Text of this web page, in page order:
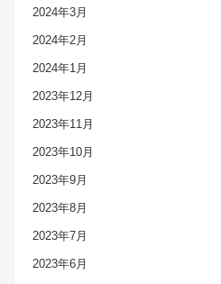
2024年3月
2024年2月
2024年1月
2023年12月
2023年11月
2023年10月
2023年9月
2023年8月
2023年7月
2023年6月